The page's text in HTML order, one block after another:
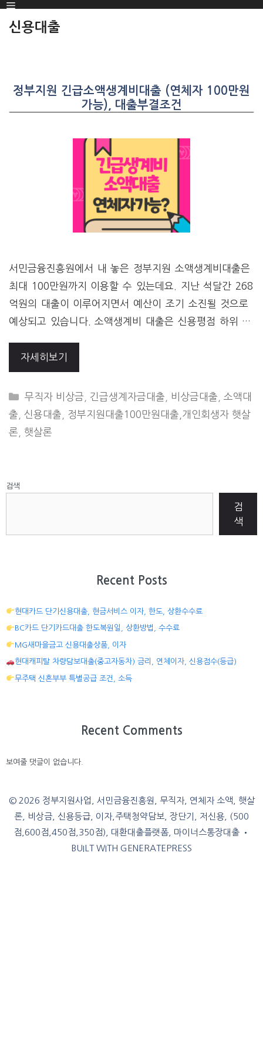
SKIP
TO
Menu
신용대출
정부지원 긴급소액생계비대출 (연체자 100만원
가능), 대출부결조건
서민금융진흥원에서 내 놓은 정부지원 소액생계비대출은
최대 100만원까지 이용할 수 있는데요. 지난 석달간 268
억원의 대출이 이루어지면서 예산이 조기 소진될 것으로
예상되고 있습니다. 소액생계비 대출은 신용평점 하위 …
자세히보기
CATEGORIES
무직자 비상금 긴급생계자금대출 비상금대출
소액대
출
신용대출
정부지원대출100만원대출,개인회생자 햇살
론
햇살론
검색
검
색
Recent Posts
현대카드 단기신용대출, 현금서비스 이자, 한도, 상환수수료
BC카드 단기카드대출 한도복원일, 상환방법, 수수료
MG새마을금고 신용대출상품, 이자
현대캐피탈 차량담보대출(중고자동차) 금리, 연체이자, 신용점수(등급)
무주택 신혼부부 특별공급 조건, 소득
Recent Comments
보여줄 댓글이 없습니다.
© 2026 정부지원사업, 서민금융진흥원, 무직자, 연체자 소액, 햇살
론, 비상금, 신용등급, 이자,주택청약담보, 장단기, 저신용, (500
점,600점,450점,350점), 대환대출플랫폼, 마이너스통장대출 •
BUILT WITH GENERATEPRESS